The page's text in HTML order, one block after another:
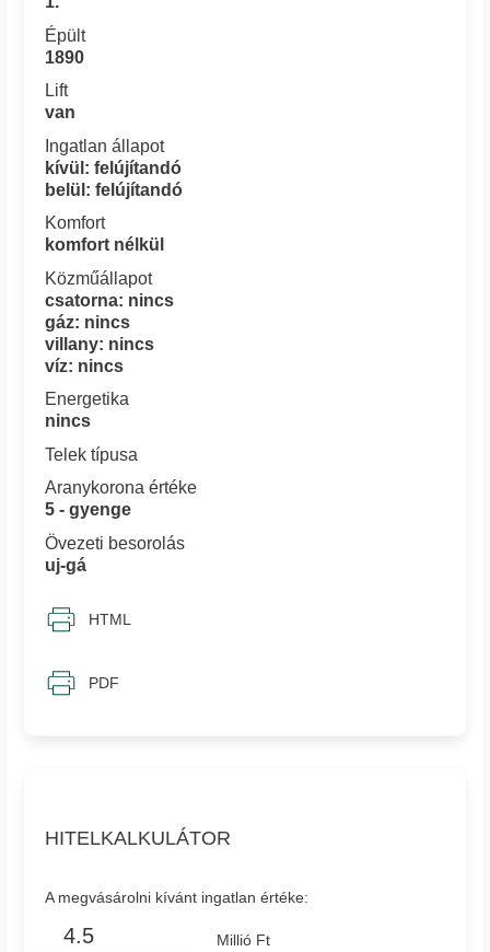
HITELKALKULÁTOR
A megvásárolni kívánt ingatlan értéke:
Millió Ft
Épült
1890
Lift
van
Ingatlan állapot
kívül: felújítandó
belül: felújítandó
Komfort
komfort nélkül
Közműállapot
csatorna: nincs
gáz: nincs
villany: nincs
víz: nincs
Energetika
nincs
Telek típusa
Aranykorona értéke
5 - gyenge
Övezeti besorolás
uj-gá
HTML
PDF